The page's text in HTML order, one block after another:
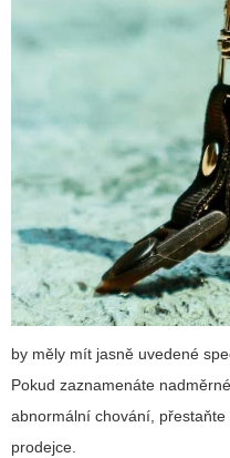
by měly mít jasně uvedené
Pokud zaznamenáte
abnormální chování,
prodejce.